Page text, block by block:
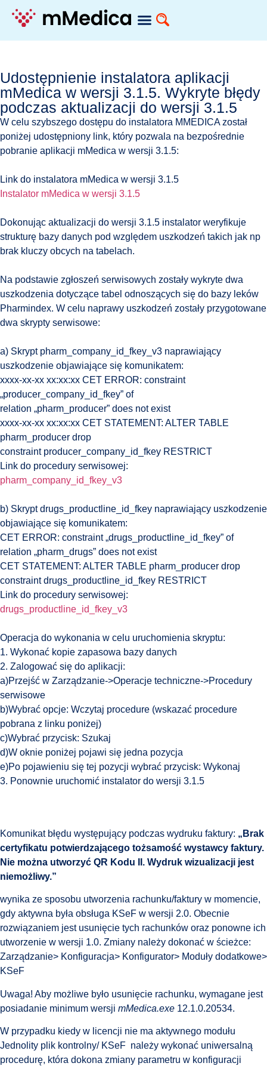
Udostępnienie instalatora aplikacji
mMedica w wersji 3.1.5. Wykryte błędy
podczas aktualizacji do wersji 3.1.5
W celu szybszego dostępu do instalatora MMEDICA został
poniżej udostępniony link, który pozwala na bezpośrednie
pobranie aplikacji mMedica w wersji 3.1.5:
Link do instalatora mMedica w wersji 3.1.5
Instalator mMedica w wersji 3.1.5
Dokonując aktualizacji do wersji 3.1.5 instalator weryfikuje
strukturę bazy danych pod względem uszkodzeń takich jak np
brak kluczy obcych na tabelach.
Na podstawie zgłoszeń serwisowych zostały wykryte dwa
uszkodzenia dotyczące tabel odnoszących się do bazy leków
Pharmindex. W celu naprawy uszkodzeń zostały przygotowane
dwa skrypty serwisowe:
a) Skrypt pharm_company_id_fkey_v3 naprawiający
uszkodzenie objawiające się komunikatem:
xxxx-xx-xx xx:xx:xx CET ERROR: constraint
„producer_company_id_fkey” of
relation „pharm_producer” does not exist
xxxx-xx-xx xx:xx:xx CET STATEMENT: ALTER TABLE
pharm_producer drop
constraint producer_company_id_fkey RESTRICT
Link do procedury serwisowej:
pharm_company_id_fkey_v3
b) Skrypt drugs_productline_id_fkey naprawiający uszkodzenie
objawiające się komunikatem:
CET ERROR: constraint „drugs_productline_id_fkey” of
relation „pharm_drugs” does not exist
CET STATEMENT: ALTER TABLE pharm_producer drop
constraint drugs_productline_id_fkey RESTRICT
Link do procedury serwisowej:
drugs_productline_id_fkey_v3
Operacja do wykonania w celu uruchomienia skryptu:
1. Wykonać kopie zapasowa bazy danych
2. Zalogować się do aplikacji:
a)Przejść w Zarządzanie->Operacje techniczne->Procedury
serwisowe
b)Wybrać opcje: Wczytaj procedure (wskazać procedure
pobrana z linku poniżej)
c)Wybrać przycisk: Szukaj
d)W oknie poniżej pojawi się jedna pozycja
e)Po pojawieniu się tej pozycji wybrać przycisk: Wykonaj
3. Ponownie uruchomić instalator do wersji 3.1.5
Komunikat błędu występujący podczas wydruku faktury: „Brak
certyfikatu potwierdzającego tożsamość wystawcy faktury.
Nie można utworzyć QR Kodu II. Wydruk wizualizacji jest
niemożliwy.”
wynika ze sposobu utworzenia rachunku/faktury w momencie,
gdy aktywna była obsługa KSeF w wersji 2.0. Obecnie
rozwiązaniem jest usunięcie tych rachunków oraz ponowne ich
utworzenie w wersji 1.0. Zmiany należy dokonać w ścieżce:
Zarządzanie> Konfiguracja> Konfigurator> Moduły dodatkowe>
KSeF
Uwaga! Aby możliwe było usunięcie rachunku, wymagane jest
posiadanie minimum wersji mMedica.exe 12.1.0.20534.
W przypadku kiedy w licencji nie ma aktywnego modułu
Jednolity plik kontrolny/ KSeF należy wykonać uniwersalną
procedurę, która dokona zmiany parametru w konfiguracji